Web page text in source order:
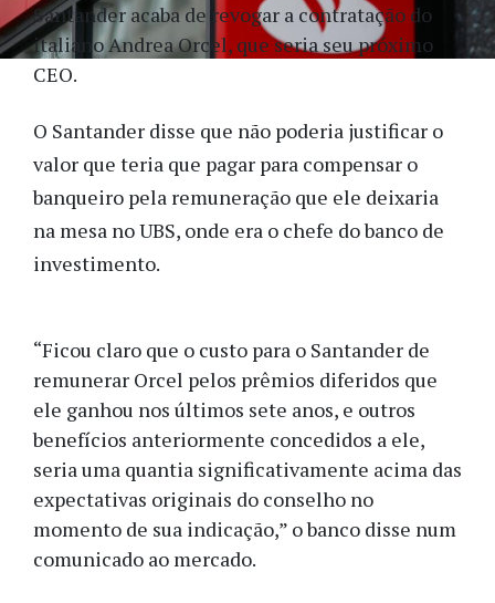
Santander acaba de revogar a contratação do
italiano Andrea Orcel, que seria seu próximo
CEO.
O Santander disse que não poderia justificar o
valor que teria que pagar para compensar o
banqueiro pela remuneração que ele deixaria
na mesa no UBS, onde era o chefe do banco de
investimento.
“Ficou claro que o custo para o Santander de
remunerar Orcel pelos prêmios diferidos que
ele ganhou nos últimos sete anos, e outros
benefícios anteriormente concedidos a ele,
seria uma quantia significativamente acima das
expectativas originais do conselho no
momento de sua indicação,” o banco disse num
comunicado ao mercado.